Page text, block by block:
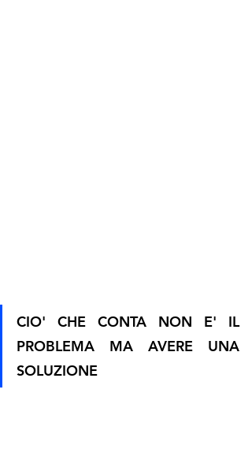
CIO' CHE CONTA NON E' IL
PROBLEMA MA AVERE UNA
SOLUZIONE